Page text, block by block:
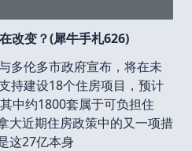
改变？(犀牛手札626)
多伦多市政府宣布，将在未
持建设18个住房项目，预计
中约1800套属于可负担住
大近期住房政策中的又一项措
这27亿本身